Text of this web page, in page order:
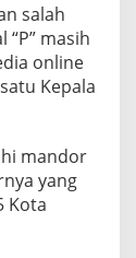
salah
masih
online
Kepala
mandor
yang
Kota